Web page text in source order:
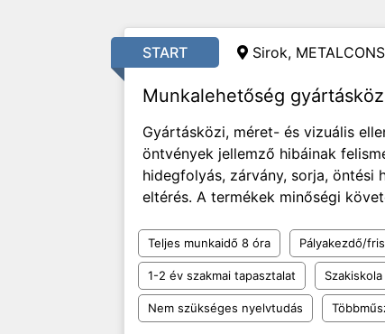
START Sirok,
Munkalehetőség
Gyártásközi, méret- és vizuális
öntvények jellemző hibáinak
hidegfolyás, zárvány, sorja, öntési
eltérés. A termékek minőségi
Teljes munkaidő 8 óra Pályakezdő/
1-2 év szakmai tapasztalat
Nem szükséges nyelvtudás